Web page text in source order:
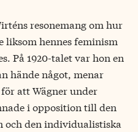
resonemang om hur
liksom hennes feminism
På 1920-talet var hon en
hände något, menar
att Wägner under
i opposition till den
och den individualistiska